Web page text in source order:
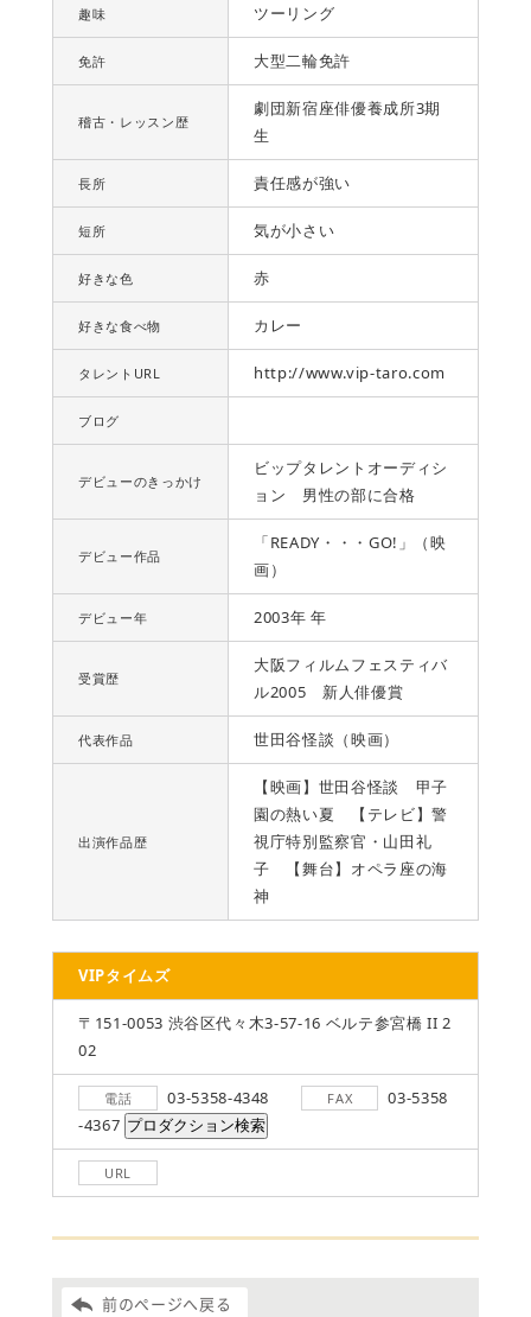
趣味 ツーリング
免許 大型二輪免許
稽古・レッスン歴
劇団新宿座俳優養成所3期
生
長所 責任感が強い
短所 気が小さい
好きな色 赤
好きな食べ物 カレー
タレントURL http://www.vip-taro.com
ブログ
デビューのきっかけ
ビップタレントオーディシ
ョン 男性の部に合格
デビュー作品
「READY・・・GO!」（映
画）
デビュー年 2003年 年
受賞歴
大阪フィルムフェスティバ
ル2005 新人俳優賞
代表作品 世田谷怪談（映画）
出演作品歴
【映画】世田谷怪談 甲子
園の熱い夏 【テレビ】警
視庁特別監察官・山田礼
子 【舞台】オペラ座の海
神
VIPタイムズ
〒151-0053 渋谷区代々木3-57-16 ベルテ参宮橋 II 2
02
電話 03-5358-4348 FAX
03-5358
-4367
URL
前のページへ戻る